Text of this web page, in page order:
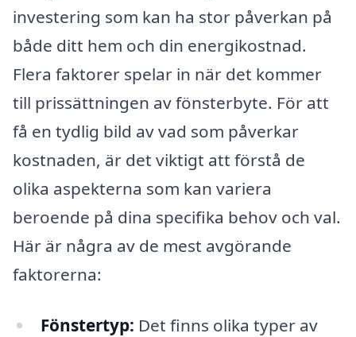
investering som kan ha stor påverkan på
både ditt hem och din energikostnad.
Flera faktorer spelar in när det kommer
till prissättningen av fönsterbyte. För att
få en tydlig bild av vad som påverkar
kostnaden, är det viktigt att förstå de
olika aspekterna som kan variera
beroende på dina specifika behov och val.
Här är några av de mest avgörande
faktorerna:
Fönstertyp: Det finns olika typer av